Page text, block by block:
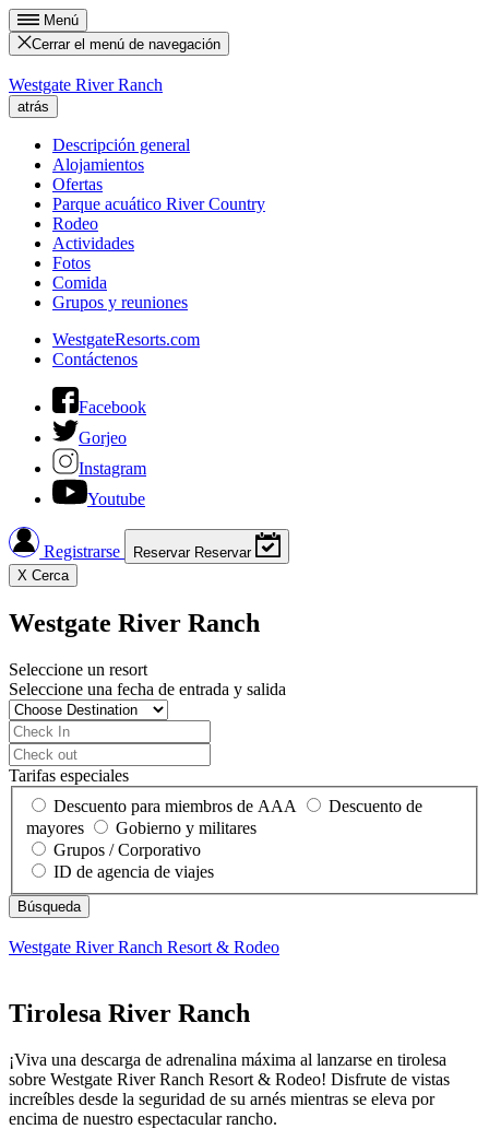
Menú
Cerrar el menú de navegación
Westgate River Ranch
atrás
Descripción general
Alojamientos
Ofertas
Parque acuático River Country
Rodeo
Actividades
Fotos
Comida
Grupos y reuniones
WestgateResorts.com
Contáctenos
Facebook
Gorjeo
Instagram
Youtube
Registrarse Reservar Reservar
X Cerca
Westgate River Ranch
Seleccione un resort
Seleccione una fecha de entrada y salida
Tarifas especiales
Descuento para miembros de AAA
Descuento de
mayores
Gobierno y militares
Grupos / Corporativo
ID de agencia de viajes
Westgate River Ranch Resort & Rodeo
Tirolesa River Ranch
¡Viva una descarga de adrenalina máxima al lanzarse en tirolesa
sobre Westgate River Ranch Resort & Rodeo! Disfrute de vistas
increíbles desde la seguridad de su arnés mientras se eleva por
encima de nuestro espectacular rancho.